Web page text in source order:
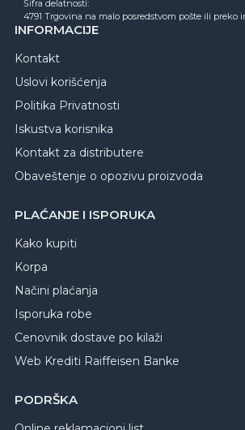
Šifra delatnosti:
4791 Trgovina na malo posredstvom pošte ili preko
INFORMACIJE
Kontakt
Uslovi korišćenja
Politika Privatnosti
Iskustva korisnika
Kontakt za distributere
Obaveštenje o opozivu proizvoda
PLAĆANJE I ISPORUKA
Kako kupiti
Korpa
Načini plaćanja
Isporuka robe
Cenovnik dostave po kilaži
Web Krediti Raiffeisen Banke
PODRŠKA